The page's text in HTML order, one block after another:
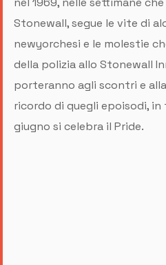
Stonewall, segue le vite di
newyorchesi e le molestie
della polizia allo Stonewall
porteranno agli scontri e
ricordo di quegli epoisodi,
giugno si celebra il Pride.